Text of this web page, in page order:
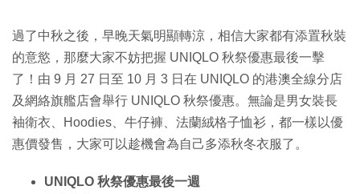
過了中秋之後，早晚天氣明顯轉涼，相信大家都有添置秋裝
的意慾，那麼大家不妨把握 UNIQLO 秋祭優惠最後一擊
了！由 9 月 27 日至 10 月 3 日在 UNIQLO 的港澳全線分店
及網絡旗艦店會舉行 UNIQLO 秋祭優惠。無論是男女裝長
袖衛衣、Hoodies、牛仔褲、法蘭絨格子恤衫，都一樣以優
惠價發售，大家可以趁機會為自己多添秋冬衣服了。
UNIQLO 秋祭優惠最後一週